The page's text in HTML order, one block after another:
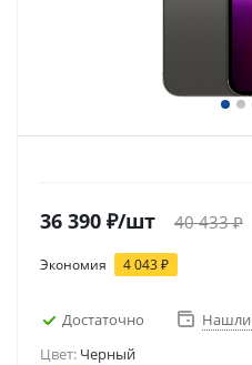
36 390 ₽/шт 40 433₽
Экономия 4 043₽
Достаточно
Нашли
Цвет: Черный